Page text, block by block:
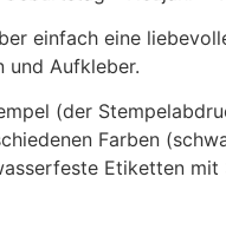
einfach eine
und Aufkleber.
(der
Farben
Etiketten mit